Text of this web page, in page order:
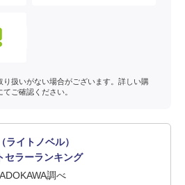
扱いがない場合がございます。詳しい購
ご確認ください。
ライトノベル）
セラーランキング
調べ